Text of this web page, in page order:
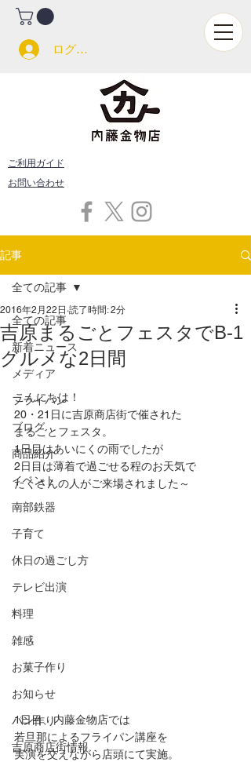
ログイン
ご利用ガイド
お問い合わせ
記事
全ての記事
新着ニュース
メディア
フライパン
ブログ
商品紹介
イベント
南部鉄器
子育て
休日の過ごし方
テレビ出演
料理
雑感
お菓子作り
お知らせ
パン作り
吉原商店街情報
全ての記事
吉原まるごとフェスタでB-1
グルメな2日間
2016年2月22日 読了時間: 2分
こんにちは！
20・21日に吉原商店街で催された
まるごとフェスタ。
1日目はあいにくの雨でしたが
2日目は薄着で過ごせる程のお天気で
たくさんの人がご来場されました～
1日目、内藤金物店では
若旦那によるフライパン講座を
実演を交えながら店頭にて実施。